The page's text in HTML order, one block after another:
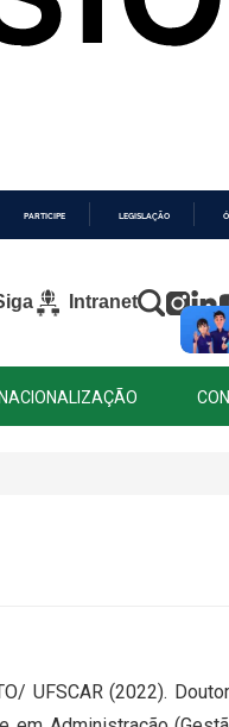
PARTICIPE LEGISLAÇÃO
Intranet
UFSCAR (2022).